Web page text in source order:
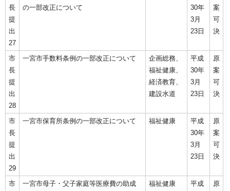
長
提
出
27
の一部改正について
30年
3月
23日
案
可
決
市
長
提
出
28
一宮市手数料条例の一部改正について
企画総務、
福祉健康、
経済教育、
建設水道
平成
30年
3月
23日
原
案
可
決
市
長
提
出
29
一宮市保育所条例の一部改正について 福祉健康
平成
30年
3月
23日
原
案
可
決
市
一宮市母子・父子家庭等医療費の助成
福祉健康
平成
原